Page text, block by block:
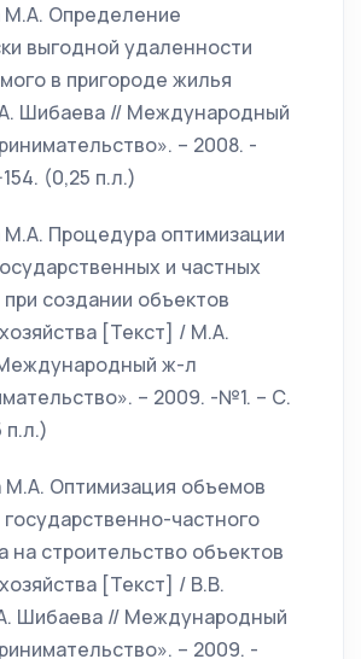
М.А. Определение
выгодной удаленности
в пригороде жилья
Шибаева // Международный
– 2008. -
(0,25 п.л.)
М.А. Процедура оптимизации
и частных
создании объектов
[Текст] / М.А.
ж-л
– 2009. -№1. – С.
п.л.)
М.А. Оптимизация объемов
частного
на строительство объектов
[Текст] / В.В.
Шибаева // Международный
– 2009. -